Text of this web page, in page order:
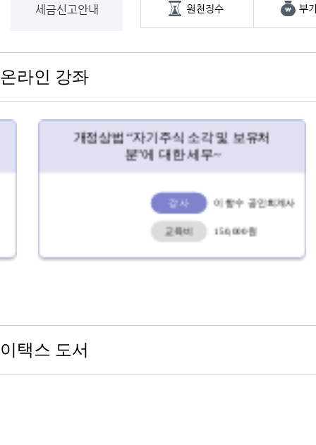
세금신고안내
온라인 강좌
지병근세무사의 부동산세금의 정석
2026(Ⅱ)
강사 지병근 세무사
150,000원
이택스 도서